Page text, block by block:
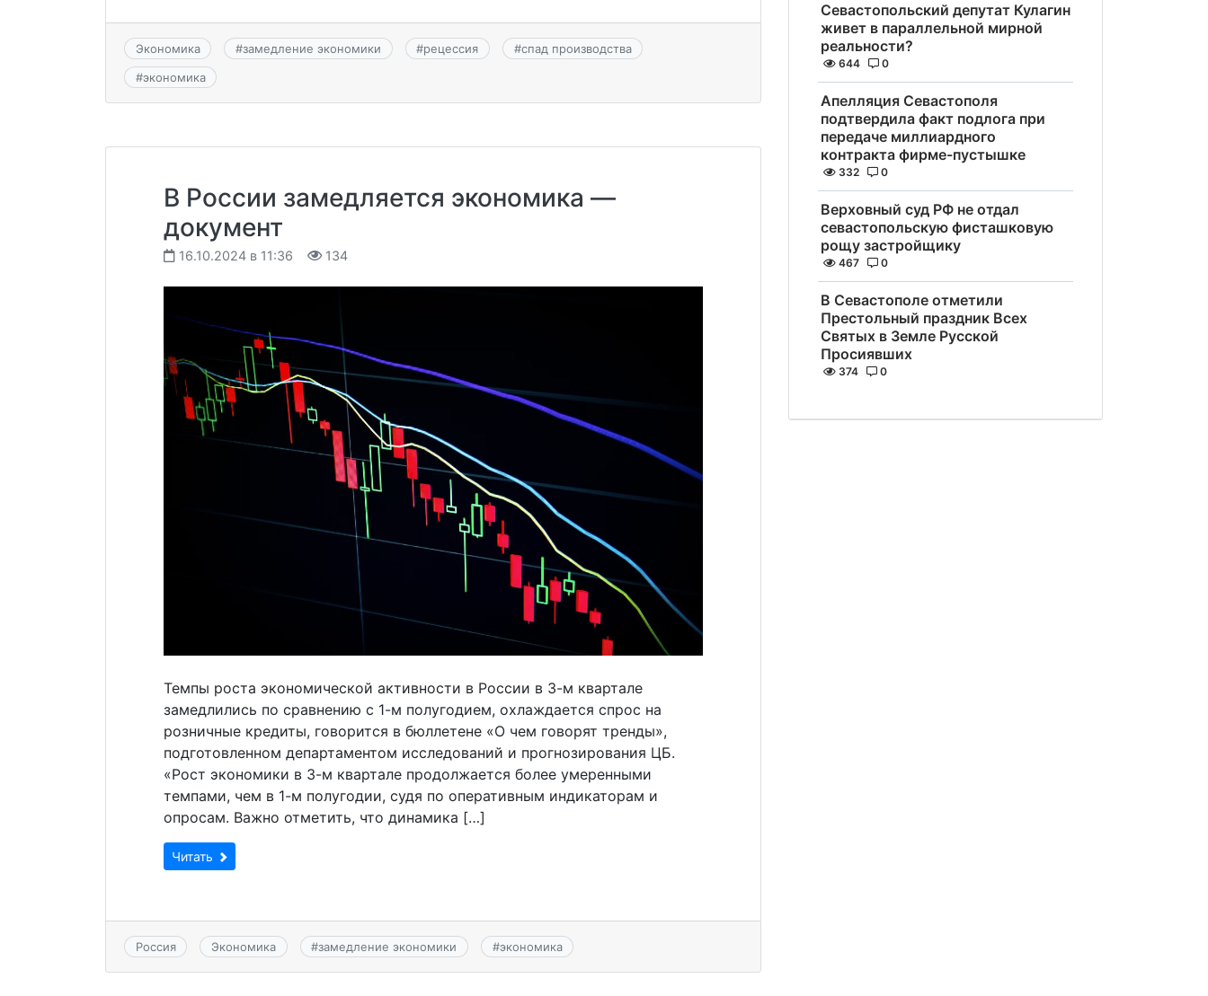
Экономика #замедление экономики #рецессия #спад производства
#экономика
В России замедляется экономика —
документ
16.10.2024 в 11:36 134
Темпы роста экономической активности в России в 3-м квартале
замедлились по сравнению с 1-м полугодием, охлаждается спрос на
розничные кредиты, говорится в бюллетене «О чем говорят тренды»,
подготовленном департаментом исследований и прогнозирования ЦБ.
«Рост экономики в 3-м квартале продолжается более умеренными
темпами, чем в 1-м полугодии, судя по оперативным индикаторам и
опросам. Важно отметить, что динамика […]
Читать
Россия Экономика #замедление экономики #экономика
Севастопольский депутат Кулагин
живет в параллельной мирной
реальности?
644 0
Апелляция Севастополя
подтвердила факт подлога при
передаче миллиардного
контракта фирме-пустышке
332 0
Верховный суд РФ не отдал
севастопольскую фисташковую
рощу застройщику
467 0
В Севастополе отметили
Престольный праздник Всех
Святых в Земле Русской
Просиявших
374 0